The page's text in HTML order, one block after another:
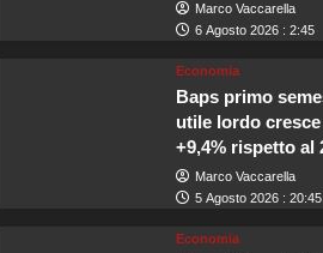
Marco Vaccarella
6 Agosto 2026 : 2:45
Economia
Baps primo
utile lordo
+9,4% rispetto al
Marco Vaccarella
5 Agosto 2026 : 20:45
Economia